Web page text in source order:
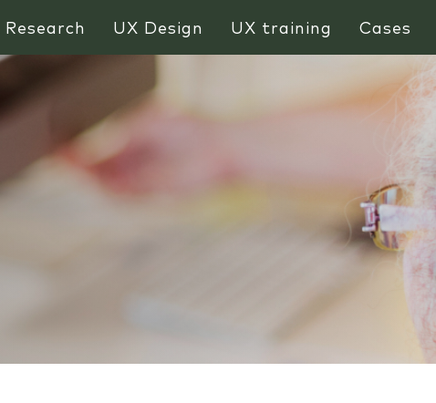
Research UX Design UX training Cases